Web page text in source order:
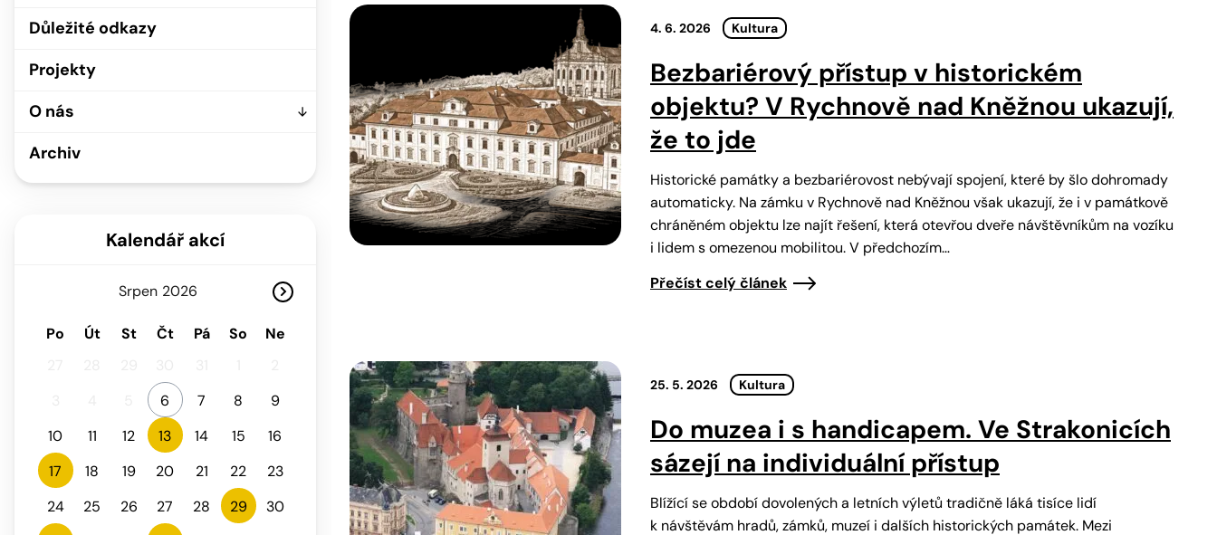
Důležité odkazy
Projekty
O nás
Archiv
Kalendář akcí
Srpen
Po Út St Čt Pá So
Ne
6 7 8
9
10
11 12 13 14 15
16
17
18 19 20 21 22
23
24
25 26 27 28 29
30
4. 6. 2026 Kultura
Bezbariérový přístup v historickém
objektu? V Rychnově nad Kněžnou ukazují,
že to jde
Historické památky a bezbariérovost nebývají spojení, které by šlo dohromady
automaticky. Na zámku v Rychnově nad Kněžnou však ukazují, že i v památkově
chráněném objektu lze najít řešení, která otevřou dveře návštěvníkům na vozíku
i lidem s omezenou mobilitou. V předchozím…
Přečíst celý článek
25. 5. 2026 Kultura
Do muzea i s handicapem. Ve Strakonicích
sázejí na individuální přístup
Blížící se období dovolených a letních výletů tradičně láká tisíce lidí
k návštěvám hradů, zámků, muzeí i dalších historických památek. Mezi